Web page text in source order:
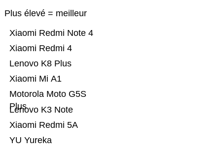
Plus élevé = meilleur
YU Yureka
Xiaomi Redmi 5A
Lenovo K3 Note
Motorola Moto G5S
Plus
Xiaomi Mi A1
Lenovo K8 Plus
Xiaomi Redmi 4
Xiaomi Redmi Note 4